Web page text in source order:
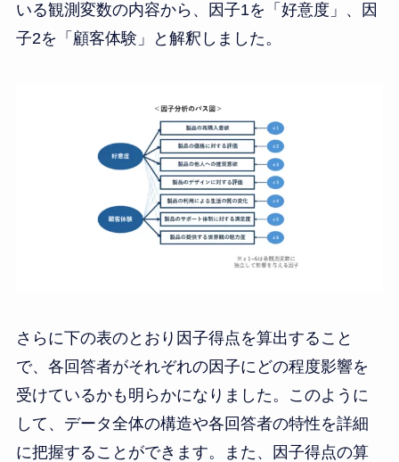
いる観測変数の内容から、因子1を「好意度」、因
子2を「顧客体験」と解釈しました。
さらに下の表のとおり因子得点を算出すること
で、各回答者がそれぞれの因子にどの程度影響を
受けているかも明らかになりました。このように
して、データ全体の構造や各回答者の特性を詳細
に把握することができます。また、因子得点の算